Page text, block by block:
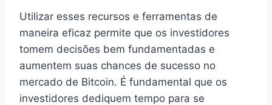
Utilizar esses recursos e ferramentas de
maneira eficaz permite que os investidores
tomem decisões bem fundamentadas e
aumentem suas chances de sucesso no
mercado de Bitcoin. É fundamental que os
investidores dediquem tempo para se